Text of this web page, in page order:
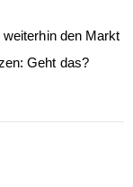
den Markt
Geht das?